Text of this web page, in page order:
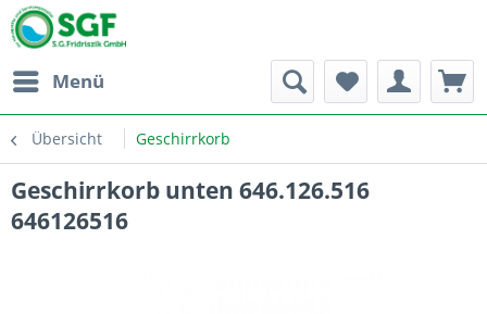
Menü
Übersicht Geschirrkorb
Geschirrkorb unten 646.126.516
646126516